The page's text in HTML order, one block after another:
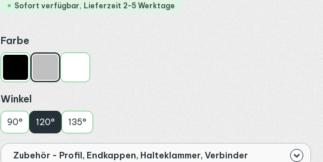
Sofort verfügbar, Lieferzeit 2-5 Werktage
Farbeauswählen
Winkelauswählen
90° 120° 135°
Zubehör - Profil, Endkappen, Halteklammer, Verbinder